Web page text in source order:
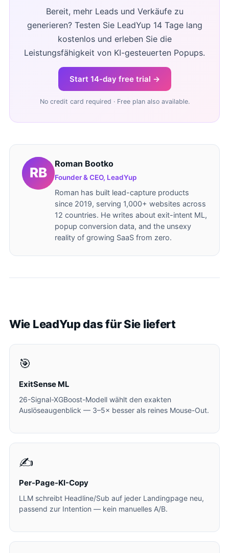
Bereit, mehr Leads und Verkäufe zu
generieren? Testen Sie LeadYup 14 Tage lang
kostenlos und erleben Sie die
Leistungsfähigkeit von KI-gesteuerten Popups.
Start 14-day free trial →
No credit card required · Free plan also available.
Roman Bootko
Founder & CEO, LeadYup
Roman has built lead-capture products
since 2019, serving 1,000+ websites across
12 countries. He writes about exit-intent ML,
popup conversion data, and the unsexy
reality of growing SaaS from zero.
Wie LeadYup das für Sie liefert
🎯
ExitSense ML
26-Signal-XGBoost-Modell wählt den exakten
Auslöseaugenblick — 3–5× besser als reines Mouse-Out.
✍️
Per-Page-KI-Copy
LLM schreibt Headline/Sub auf jeder Landingpage neu,
passend zur Intention — kein manuelles A/B.